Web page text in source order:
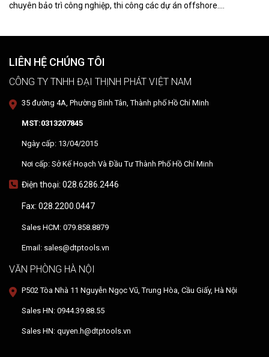
chuyên bảo trì công nghiệp, thi công các dự án offshore.
LIÊN HỆ CHÚNG TÔI
CÔNG TY TNHH ĐẠI THỊNH PHÁT VIỆT NAM
35 đường 4A, Phường Bình Tân, Thành phố Hồ Chí Minh
MST:0313207845
Ngày cấp: 13/04/2015
Nơi cấp: Sở Kế Hoạch Và Đầu Tư Thành Phố Hồ Chí Minh
Điện thoại: 028.6286.2446
Fax: 028.2200.0447
Sales HCM: 079.858.8879
Email: sales@dtptools.vn
VĂN PHÒNG HÀ NỘI
P502 Tòa Nhà 11 Nguyễn Ngọc Vũ, Trung Hòa, Cầu Giấy, Hà Nội
Sales HN: 0944.39.88.55
Sales HN: quyen.h@dtptools.vn